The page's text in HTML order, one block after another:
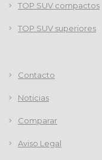
TOP SUV compactos
TOP SUV superiores
Contacto
Noticias
Comparar
Aviso Legal